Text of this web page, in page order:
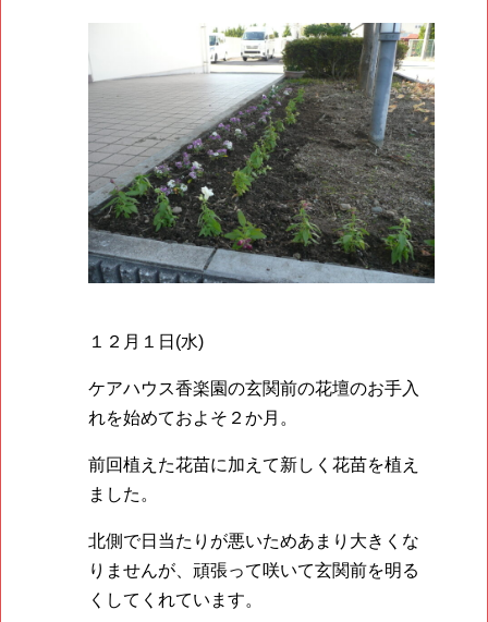
１２月１日(水)
ケアハウス香楽園の玄関前の花壇のお手入
れを始めておよそ２か月。
前回植えた花苗に加えて新しく花苗を植え
ました。
北側で日当たりが悪いためあまり大きくな
りませんが、頑張って咲いて玄関前を明る
くしてくれています。